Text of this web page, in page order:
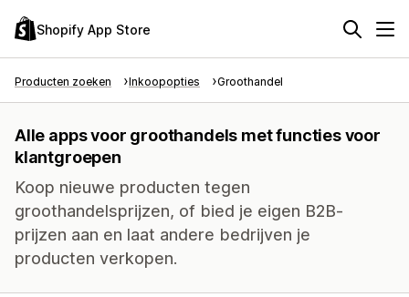
Shopify App Store
Producten zoeken Inkoopopties Groothandel
Alle apps voor groothandels met functies voor
klantgroepen
Koop nieuwe producten tegen
groothandelsprijzen, of bied je eigen B2B-
prijzen aan en laat andere bedrijven je
producten verkopen.